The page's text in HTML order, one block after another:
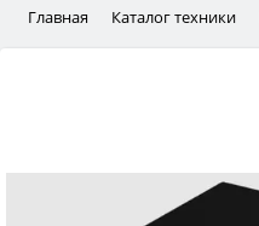
Главная Каталог техники